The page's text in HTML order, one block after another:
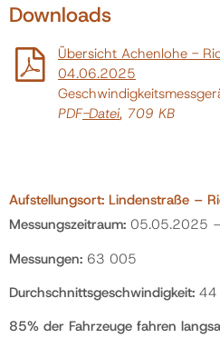
Downloads
Übersicht Achenlohe -
04.06.2025
PDF-Datei, 709 KB
Aufstellungsort: Lindenstraße –
Messungszeitraum: 05.05.2025
Messungen: 63 005
Durchschnittsgeschwindigkeit: 44
85% der Fahrzeuge fahren